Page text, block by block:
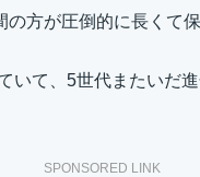
方が圧倒的に長くて
いて、5世代またいだ
SPONSORED LINK